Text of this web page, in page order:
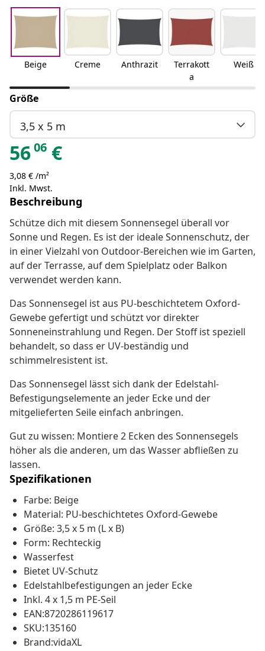
Beige Creme Anthrazit
Terrakott
a
Weiß
Größe
3,5 x 5 m
5606 €
3,08 € /m²
Inkl. Mwst.
Beschreibung
Schütze dich mit diesem Sonnensegel überall vor
Sonne und Regen. Es ist der ideale Sonnenschutz, der
in einer Vielzahl von Outdoor-Bereichen wie im Garten,
auf der Terrasse, auf dem Spielplatz oder Balkon
verwendet werden kann.
Das Sonnensegel ist aus PU-beschichtetem Oxford-
Gewebe gefertigt und schützt vor direkter
Sonneneinstrahlung und Regen. Der Stoff ist speziell
behandelt, so dass er UV-beständig und
schimmelresistent ist.
Das Sonnensegel lässt sich dank der Edelstahl-
Befestigungselemente an jeder Ecke und der
mitgelieferten Seile einfach anbringen.
Gut zu wissen: Montiere 2 Ecken des Sonnensegels
höher als die anderen, um das Wasser abfließen zu
lassen.
Spezifikationen
Farbe: Beige
Material: PU-beschichtetes Oxford-Gewebe
Größe: 3,5 x 5 m (L x B)
Form: Rechteckig
Wasserfest
Bietet UV-Schutz
Edelstahlbefestigungen an jeder Ecke
Inkl. 4 x 1,5 m PE-Seil
EAN:8720286119617
SKU:135160
Brand:vidaXL